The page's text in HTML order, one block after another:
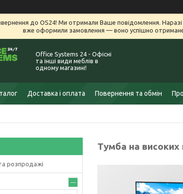
до OS24! Ми отримали Ваше повідомлення.
вже оформили замовлення — воно успішно
Office Systems 24 - Офісні
та інші види меблів в
одному магазині!
Доставка і оплата Повернення та обмін
Тумба на високих
розпродажі